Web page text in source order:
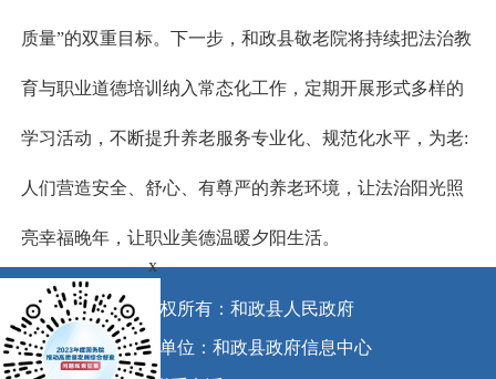
质量”的双重目标。下一步，和政县敬老院将持续把法治教
育与职业道德培训纳入常态化工作，定期开展形式多样的
学习活动，不断提升养老服务专业化、规范化水平，为老:
人们营造安全、舒心、有尊严的养老环境，让法治阳光照
亮幸福晚年，让职业美德温暖夕阳生活。
版权所有：和政县人民政府
承办单位：和政县政府信息中心
x